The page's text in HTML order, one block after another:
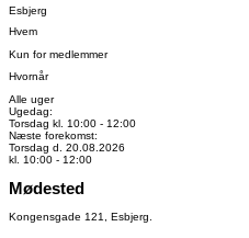
Esbjerg
Hvem
Kun for medlemmer
Hvornår
Alle uger
Ugedag:
Torsdag kl. 10:00 - 12:00
Næste forekomst:
Torsdag d. 20.08.2026
kl. 10:00 - 12:00
Mødested
Kongensgade 121, Esbjerg.